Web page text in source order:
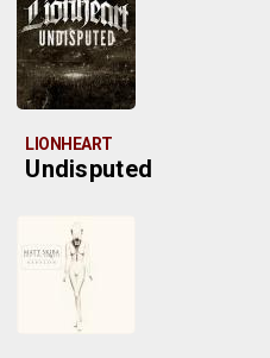
LIONHEART
Undisputed